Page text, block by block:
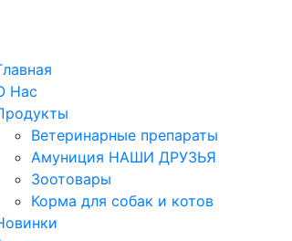
Нас
Ветеринарные препараты
Амуниция НАШИ ДРУЗЬЯ
Зоотовары
Корма для собак и котов